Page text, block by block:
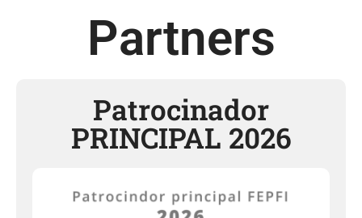
Partners
Patrocinador
PRINCIPAL 2026